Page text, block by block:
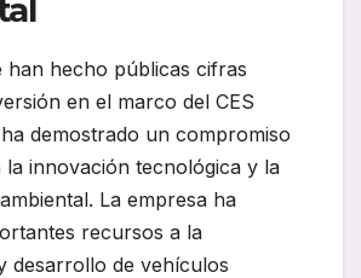
han hecho públicas cifras
en el marco del CES
demostrado un compromiso
la innovación tecnológica y la
La empresa ha
recursos a la
desarrollo de vehículos